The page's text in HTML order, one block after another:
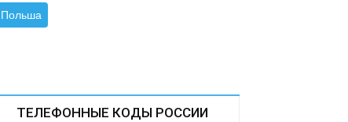
Польша
ТЕЛЕФОННЫЕ КОДЫ РОССИИ